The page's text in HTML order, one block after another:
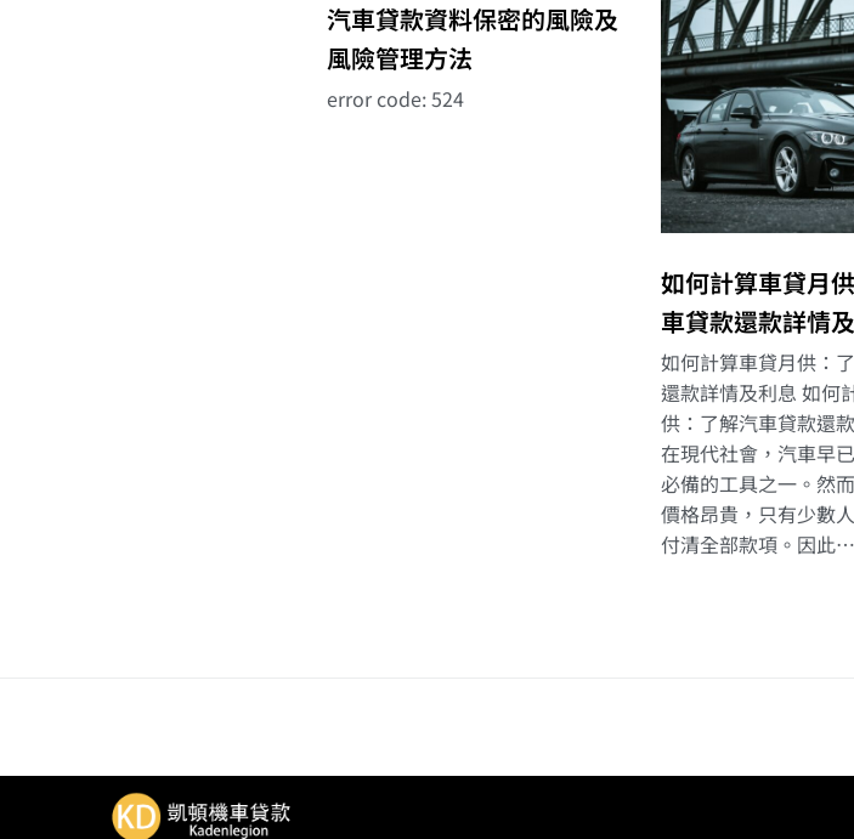
汽車貸款資料保密的風險及
風險管理方法
error code: 524
如何計算車貸月
車貸款還款詳情
如何計算車貸月供：
還款詳情及利息 如何
供：了解汽車貸款還
在現代社會，汽車早
必備的工具之一。然
價格昂貴，只有少數
付清全部款項。因此…